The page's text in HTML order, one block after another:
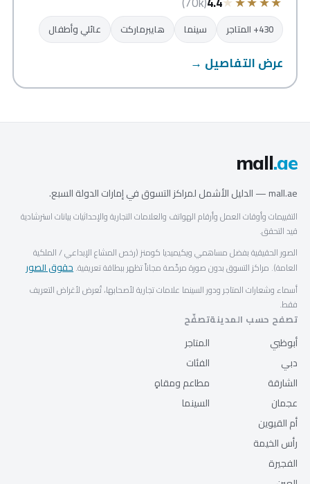
430+ المتاجر سينما هايبرماركت عائلي وأطفال
عرض التفاصيل →
mall.ae
mall.ae — الدليل الأشمل لمراكز التسوق في إمارات الدولة السبع.
التقييمات وأوقات العمل وأرقام الهواتف والعلامات التجارية والإحداثيات بيانات استرشادية
قيد التحقق.
الصور الحقيقية بفضل مساهمي ويكيميديا كومنز (رخص المشاع الإبداعي / الملكية
العامة). مراكز التسوق بدون صورة مرخّصة مجاناً تظهر ببطاقة تعريفية.حقوق الصور
أسماء وشعارات المتاجر ودور السينما علامات تجارية لأصحابها، تُعرض لأغراض التعريف
فقط.
تصفح حسب المدينة
أبوظبي
دبي
الشارقة
عجمان
أم القيوين
رأس الخيمة
الفجيرة
تصفّح
المتاجر
الفئات
مطاعم ومقاهٍ
السينما